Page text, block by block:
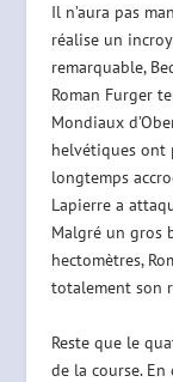
Il n’aura pas
réalise un
remarquable,
Roman Furger
Mondiaux
helvétiques ont
longtemps
Lapierre a
Malgré un gros
hectomètres,
totalement son
Reste que le
de la course.